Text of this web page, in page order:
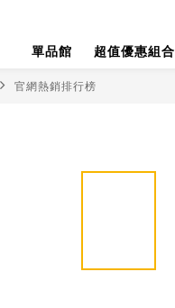
單品館
超值優惠組合
官網熱銷排行榜